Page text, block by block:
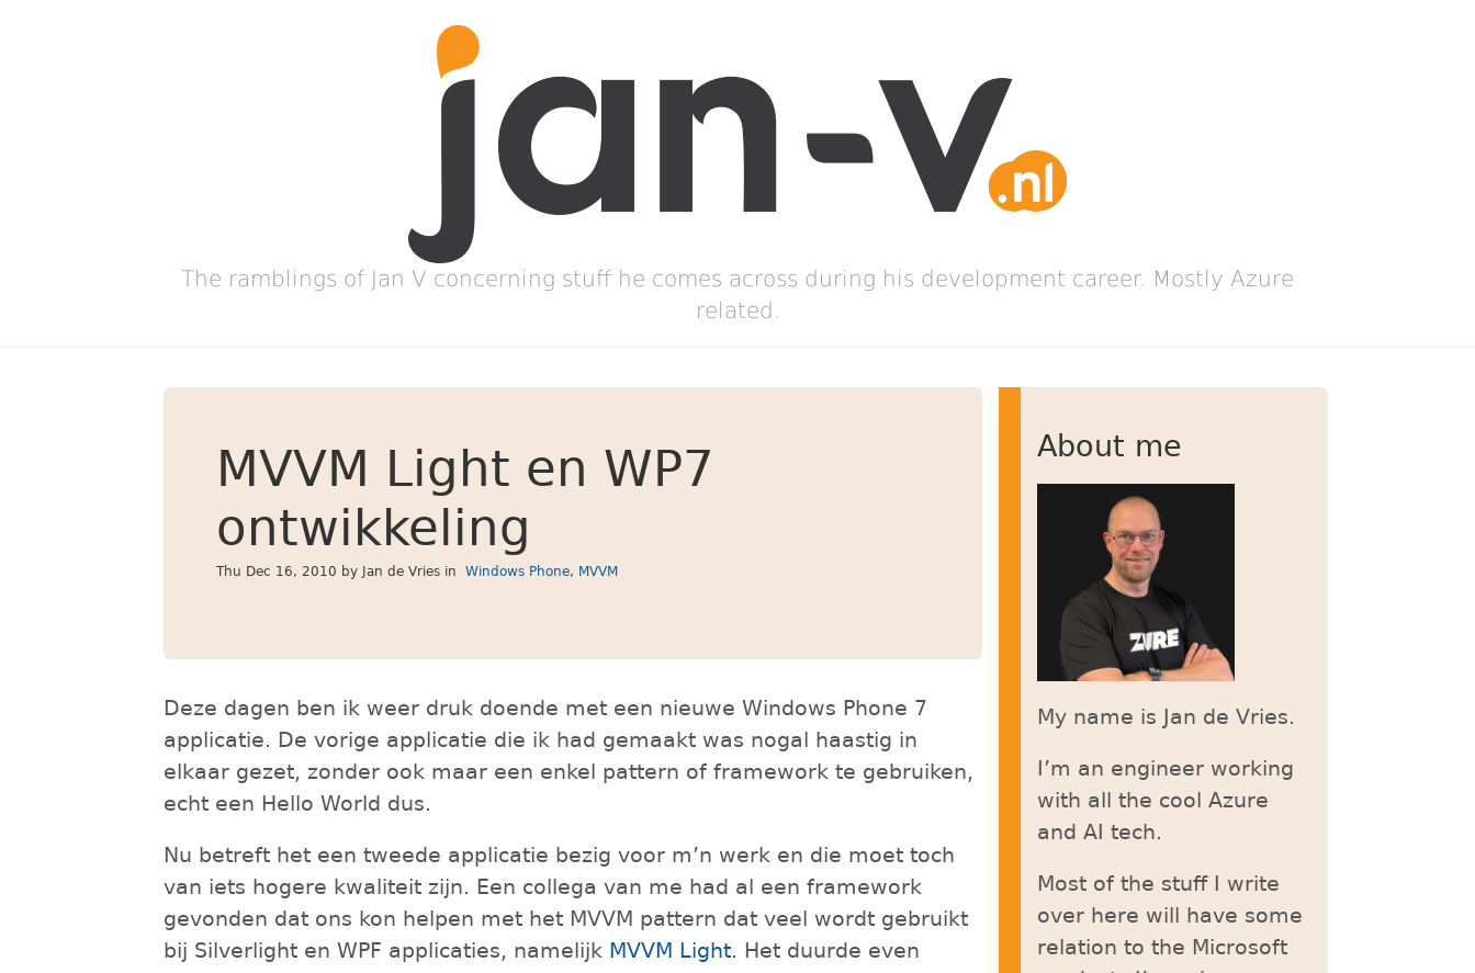
The ramblings of Jan V concerning stuff he comes across during his development career. Mostly Azure
related.
MVVM Light en WP7
ontwikkeling
Thu Dec 16, 2010 by Jan de Vries in Windows Phone, MVVM
Deze dagen ben ik weer druk doende met een nieuwe Windows Phone 7
applicatie. De vorige applicatie die ik had gemaakt was nogal haastig in
elkaar gezet, zonder ook maar een enkel pattern of framework te gebruiken,
echt een Hello World dus.
Nu betreft het een tweede applicatie bezig voor m’n werk en die moet toch
van iets hogere kwaliteit zijn. Een collega van me had al een framework
gevonden dat ons kon helpen met het MVVM pattern dat veel wordt gebruikt
bij Silverlight en WPF applicaties, namelijk MVVM Light. Het duurde even
About me
My name is Jan de Vries.
I’m an engineer working
with all the cool Azure
and AI tech.
Most of the stuff I write
over here will have some
relation to the Microsoft